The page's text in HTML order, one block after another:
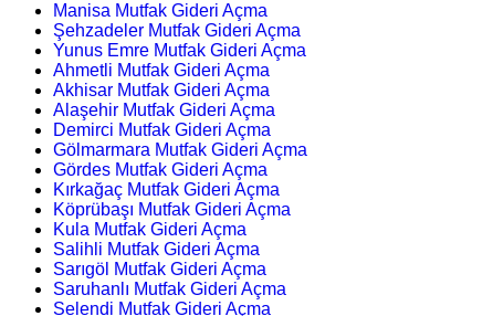
Manisa Mutfak Gideri Açma
Şehzadeler Mutfak Gideri Açma
Yunus Emre Mutfak Gideri Açma
Ahmetli Mutfak Gideri Açma
Akhisar Mutfak Gideri Açma
Alaşehir Mutfak Gideri Açma
Demirci Mutfak Gideri Açma
Gölmarmara Mutfak Gideri Açma
Gördes Mutfak Gideri Açma
Kırkağaç Mutfak Gideri Açma
Köprübaşı Mutfak Gideri Açma
Kula Mutfak Gideri Açma
Salihli Mutfak Gideri Açma
Sarıgöl Mutfak Gideri Açma
Saruhanlı Mutfak Gideri Açma
Selendi Mutfak Gideri Açma